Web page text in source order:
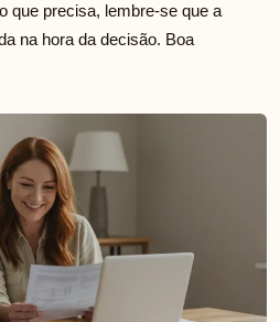
que precisa, lembre-se que a
na hora da decisão. Boa